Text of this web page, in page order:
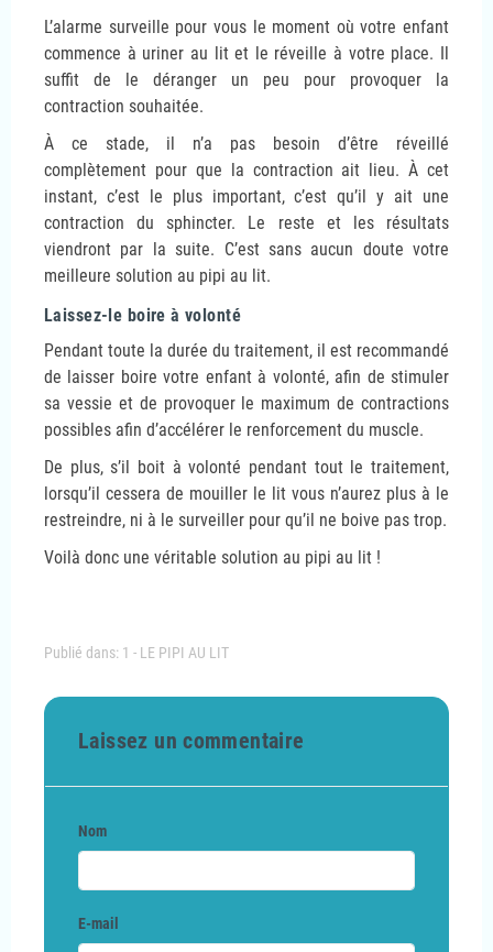
L’alarme surveille pour vous le moment où votre enfant
commence à uriner au lit et le réveille à votre place. Il
suffit de le déranger un peu pour provoquer la
contraction souhaitée.
À ce stade, il n’a pas besoin d’être réveillé
complètement pour que la contraction ait lieu. À cet
instant, c’est le plus important, c’est qu’il y ait une
contraction du sphincter. Le reste et les résultats
viendront par la suite. C’est sans aucun doute votre
meilleure solution au pipi au lit.
Laissez-le boire à volonté
Pendant toute la durée du traitement, il est recommandé
de laisser boire votre enfant à volonté, afin de stimuler
sa vessie et de provoquer le maximum de contractions
possibles afin d’accélérer le renforcement du muscle.
De plus, s’il boit à volonté pendant tout le traitement,
lorsqu’il cessera de mouiller le lit vous n’aurez plus à le
restreindre, ni à le surveiller pour qu’il ne boive pas trop.
Voilà donc une véritable solution au pipi au lit !
Publié dans: 1 - LE PIPI AU LIT
Laissez un commentaire
Nom
E-mail